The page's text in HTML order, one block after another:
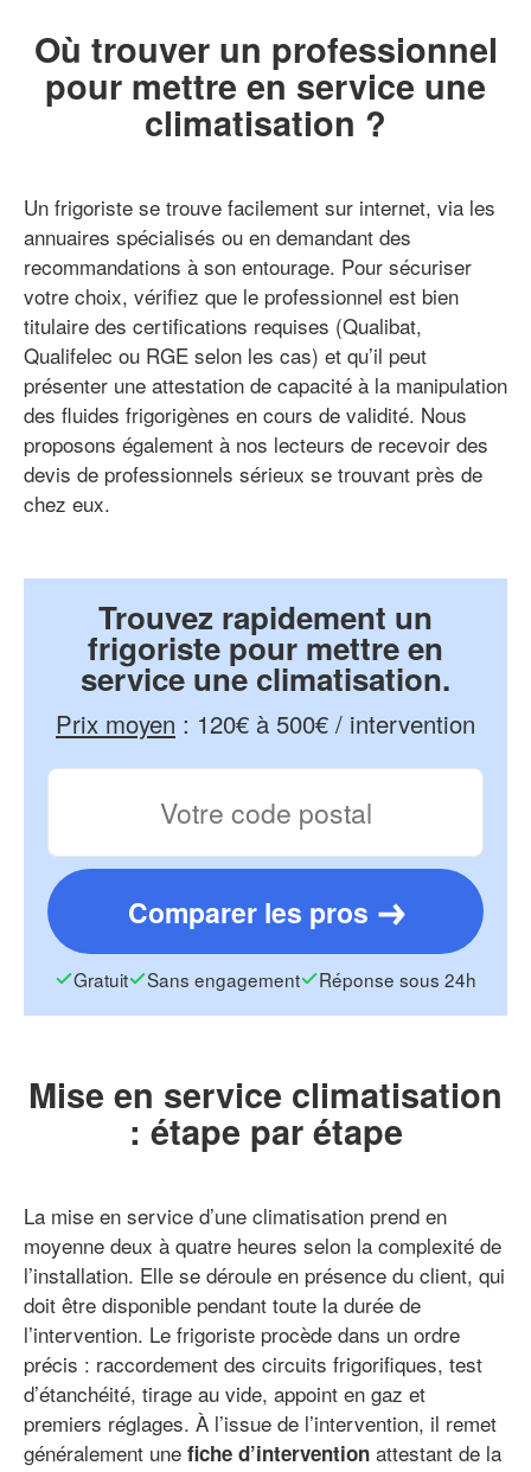
Où trouver un professionnel
pour mettre en service une
climatisation ?
Un frigoriste se trouve facilement sur internet, via les
annuaires spécialisés ou en demandant des
recommandations à son entourage. Pour sécuriser
votre choix, vérifiez que le professionnel est bien
titulaire des certifications requises (Qualibat,
Qualifelec ou RGE selon les cas) et qu’il peut
présenter une attestation de capacité à la manipulation
des fluides frigorigènes en cours de validité. Nous
proposons également à nos lecteurs de recevoir des
devis de professionnels sérieux se trouvant près de
chez eux.
Trouvez rapidement un
frigoriste pour mettre en
service une climatisation.
Prix moyen : 120€ à 500€ / intervention
Comparer les pros
Gratuit Sans engagement Réponse sous 24h
Mise en service climatisation
: étape par étape
La mise en service d’une climatisation prend en
moyenne deux à quatre heures selon la complexité de
l’installation. Elle se déroule en présence du client, qui
doit être disponible pendant toute la durée de
l’intervention. Le frigoriste procède dans un ordre
précis : raccordement des circuits frigorifiques, test
d’étanchéité, tirage au vide, appoint en gaz et
premiers réglages. À l’issue de l’intervention, il remet
généralement une fiche d’intervention attestant de la